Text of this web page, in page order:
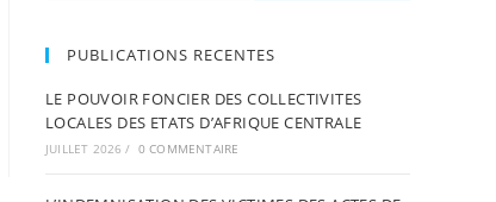
PUBLICATIONS RECENTES
LE POUVOIR FONCIER DES COLLECTIVITES
LOCALES DES ETATS D’AFRIQUE CENTRALE
JUILLET 2026 / 0 COMMENTAIRE